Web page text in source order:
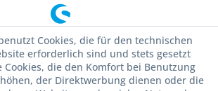
Cookies, die für den technischen
erforderlich sind und stets gesetzt
Cookies, die den Komfort bei Benutzung
der Direktwerbung dienen oder die